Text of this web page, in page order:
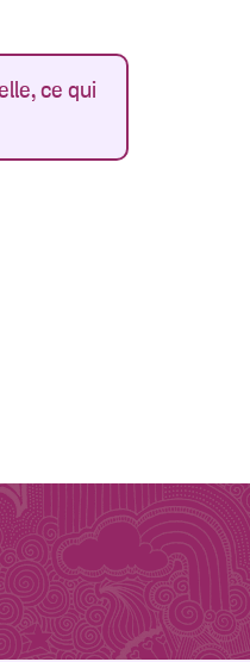
ce qui